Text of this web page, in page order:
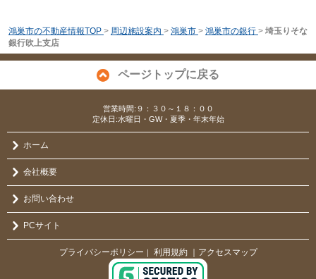
鴻巣市の不動産情報TOP > 周辺施設案内 > 鴻巣市 > 鴻巣市の銀行 > 埼玉りそな
銀行吹上支店
ページトップに戻る
営業時間:９：３０～１８：００
定休日:水曜日・GW・夏季・年末年始
ホーム
会社概要
お問い合わせ
PCサイト
プライバシーポリシー ｜ 利用規約 ｜アクセスマップ